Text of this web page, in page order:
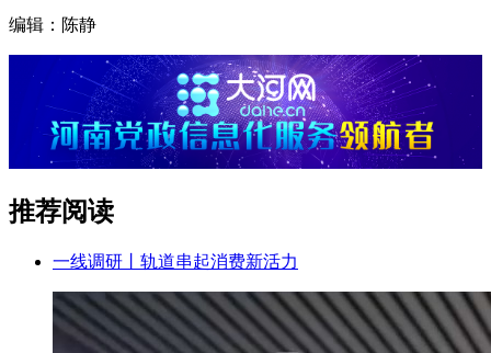
编辑：陈静
推荐阅读
一线调研丨轨道串起消费新活力